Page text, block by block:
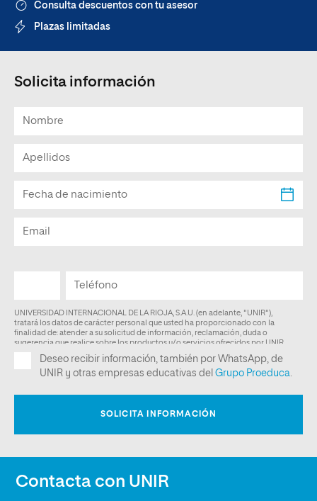
Consulta descuentos con tu asesor
Plazas limitadas
Solicita información
Contacta con UNIR